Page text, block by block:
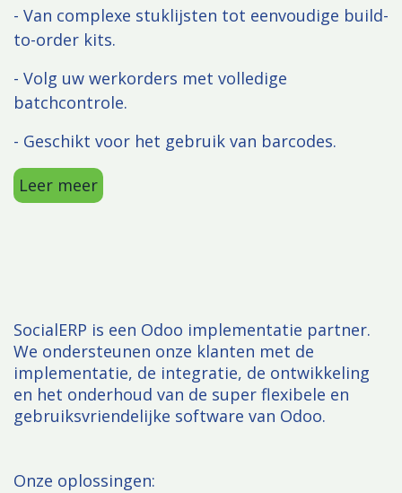
- Van complexe stuklijsten tot eenvoudige build-
to-order kits.
- Volg uw werkorders met volledige
batchcontrole.
- Geschikt voor het gebruik van barcodes.
Leer meer
SocialERP is een Odoo implementatie partner.
We ondersteunen onze klanten met de
implementatie, de integratie, de ontwikkeling
en het onderhoud van de super flexibele en
gebruiksvriendelijke software van Odoo.
Onze oplossingen: